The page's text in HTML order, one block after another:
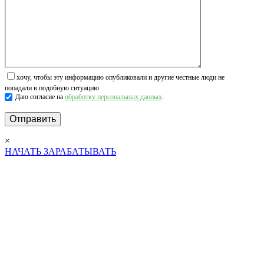
хочу, чтобы эту информацию опубликовали и другие честные люди не
попадали в подобную ситуацию
Даю согласие на обработку персональных данных.
×
НАЧАТЬ ЗАРАБАТЫВАТЬ